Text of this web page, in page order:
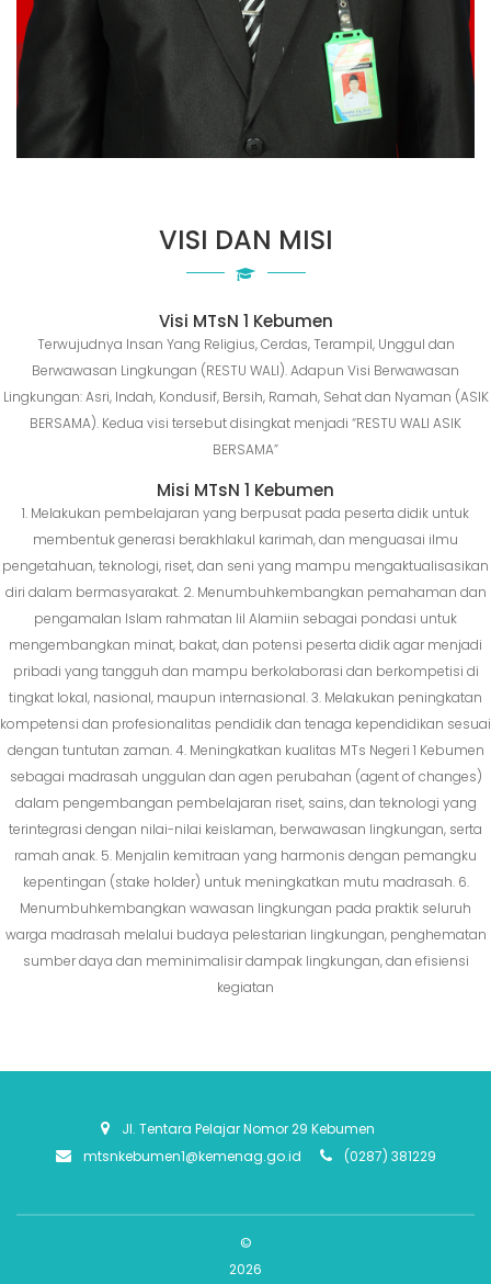
VISI DAN MISI
Visi MTsN 1 Kebumen
Terwujudnya Insan Yang Religius, Cerdas, Terampil, Unggul dan
Berwawasan Lingkungan (RESTU WALI). Adapun Visi Berwawasan
Lingkungan: Asri, Indah, Kondusif, Bersih, Ramah, Sehat dan Nyaman (ASIK
BERSAMA). Kedua visi tersebut disingkat menjadi “RESTU WALI ASIK
BERSAMA”
Misi MTsN 1 Kebumen
1. Melakukan pembelajaran yang berpusat pada peserta didik untuk
membentuk generasi berakhlakul karimah, dan menguasai ilmu
pengetahuan, teknologi, riset, dan seni yang mampu mengaktualisasikan
diri dalam bermasyarakat. 2. Menumbuhkembangkan pemahaman dan
pengamalan Islam rahmatan lil Alamiin sebagai pondasi untuk
mengembangkan minat, bakat, dan potensi peserta didik agar menjadi
pribadi yang tangguh dan mampu berkolaborasi dan berkompetisi di
tingkat lokal, nasional, maupun internasional. 3. Melakukan peningkatan
kompetensi dan profesionalitas pendidik dan tenaga kependidikan sesuai
dengan tuntutan zaman. 4. Meningkatkan kualitas MTs Negeri 1 Kebumen
sebagai madrasah unggulan dan agen perubahan (agent of changes)
dalam pengembangan pembelajaran riset, sains, dan teknologi yang
terintegrasi dengan nilai-nilai keislaman, berwawasan lingkungan, serta
ramah anak. 5. Menjalin kemitraan yang harmonis dengan pemangku
kepentingan (stake holder) untuk meningkatkan mutu madrasah. 6.
Menumbuhkembangkan wawasan lingkungan pada praktik seluruh
warga madrasah melalui budaya pelestarian lingkungan, penghematan
sumber daya dan meminimalisir dampak lingkungan, dan efisiensi
kegiatan
Jl. Tentara Pelajar Nomor 29 Kebumen
mtsnkebumen1@kemenag.go.id
(0287) 381229
©
2026